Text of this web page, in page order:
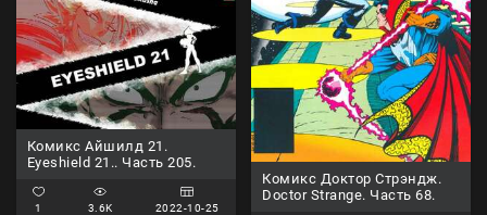
Комикс Айшилд 21.
Eyeshield 21.. Часть 205.
1 3.6K 2022-10-25
Комикс Доктор Стрэндж.
Doctor Strange. Часть 68.